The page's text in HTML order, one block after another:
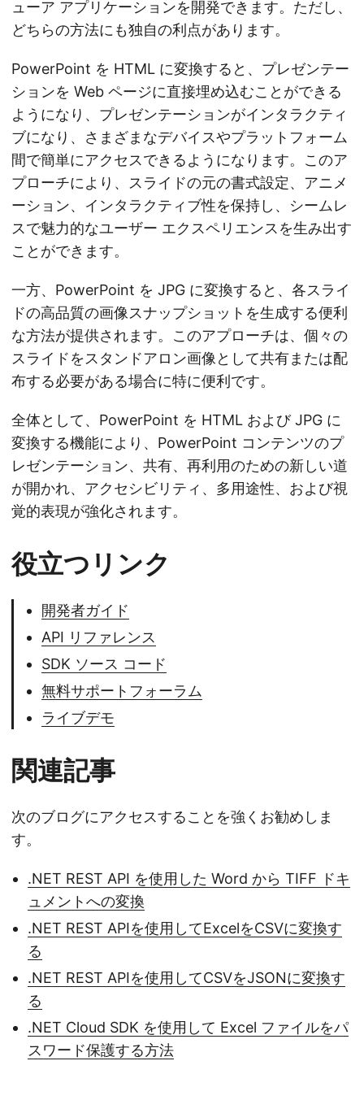
ューア アプリケーションを開発できます。ただし、
どちらの方法にも独自の利点があります。
PowerPoint を HTML に変換すると、プレゼンテー
ションを Web ページに直接埋め込むことができる
ようになり、プレゼンテーションがインタラクティ
ブになり、さまざまなデバイスやプラットフォーム
間で簡単にアクセスできるようになります。このア
プローチにより、スライドの元の書式設定、アニメ
ーション、インタラクティブ性を保持し、シームレ
スで魅力的なユーザー エクスペリエンスを生み出す
ことができます。
一方、PowerPoint を JPG に変換すると、各スライ
ドの高品質の画像スナップショットを生成する便利
な方法が提供されます。このアプローチは、個々の
スライドをスタンドアロン画像として共有または配
布する必要がある場合に特に便利です。
全体として、PowerPoint を HTML および JPG に
変換する機能により、PowerPoint コンテンツのプ
レゼンテーション、共有、再利用のための新しい道
が開かれ、アクセシビリティ、多用途性、および視
覚的表現が強化されます。
役立つリンク
開発者ガイド
API リファレンス
SDK ソース コード
無料サポートフォーラム
ライブデモ
関連記事
次のブログにアクセスすることを強くお勧めしま
す。
.NET REST API を使用した Word から TIFF ドキ
ュメントへの変換
.NET REST APIを使用してExcelをCSVに変換す
る
.NET REST APIを使用してCSVをJSONに変換す
る
.NET Cloud SDK を使用して Excel ファイルをパ
スワード保護する方法